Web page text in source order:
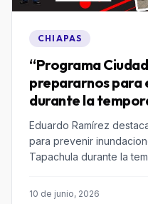
CHIAPAS
“Programa
prepararnos para
durante la
Eduardo Ramírez
para prevenir
Tapachula durante la
10 de junio, 2026